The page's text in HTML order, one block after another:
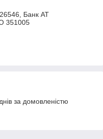
Банк АТ
351005
за домовленістю